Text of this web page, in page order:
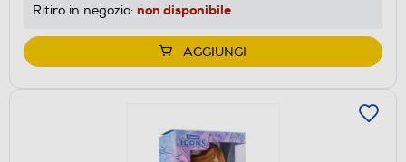
Ritiro in negozio: non disponibile
AGGIUNGI